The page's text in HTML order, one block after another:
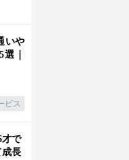
いや
｜
ビス
才で
成長